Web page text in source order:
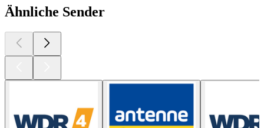
Ähnliche Sender